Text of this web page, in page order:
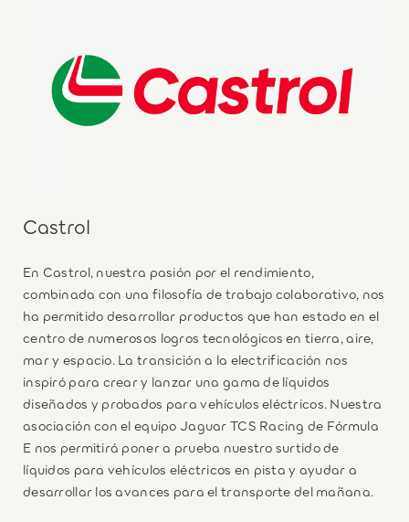
Castrol
En Castrol, nuestra pasión por el rendimiento,
combinada con una filosofía de trabajo colaborativo, nos
ha permitido desarrollar productos que han estado en el
centro de numerosos logros tecnológicos en tierra, aire,
mar y espacio. La transición a la electrificación nos
inspiró para crear y lanzar una gama de líquidos
diseñados y probados para vehículos eléctricos. Nuestra
asociación con el equipo Jaguar TCS Racing de Fórmula
E nos permitirá poner a prueba nuestro surtido de
líquidos para vehículos eléctricos en pista y ayudar a
desarrollar los avances para el transporte del mañana.